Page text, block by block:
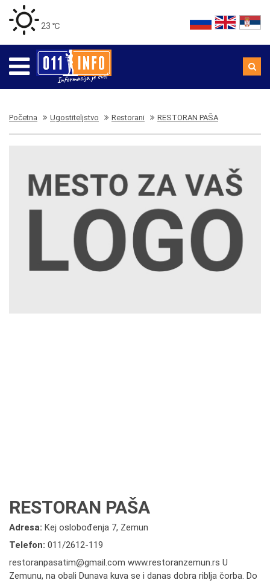
23 ℃
Početna Ugostiteljstvo Restorani RESTORAN PAŠA
RESTORAN PAŠA
Adresa: Kej oslobođenja 7, Zemun
Telefon: 011/2612-119
restoranpasatim@gmail.com www.restoranzemun.rs U
Zemunu, na obali Dunava kuva se i danas dobra riblja čorba. Do